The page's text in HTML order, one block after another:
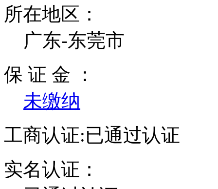
所在地区：
广东-东莞市
保 证 金 ：
未缴纳
工商认证:已通过认证
实名认证：